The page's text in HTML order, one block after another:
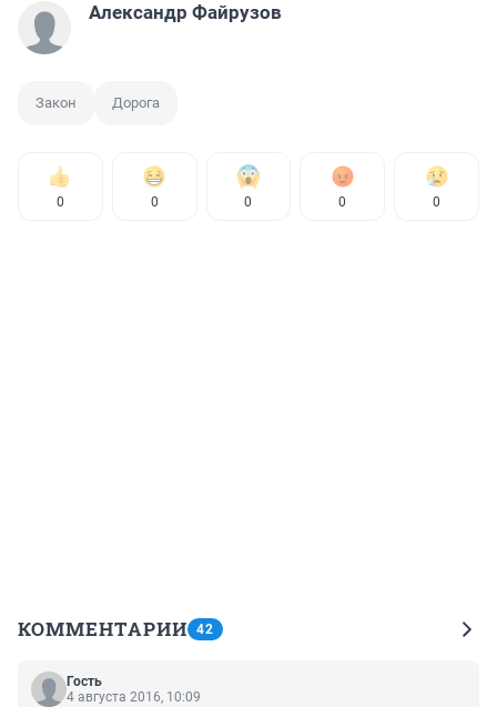
Александр Файрузов
Закон Дорога
0 0 0 0 0
КОММЕНТАРИИ 42
Гость
4 августа 2016, 10:09